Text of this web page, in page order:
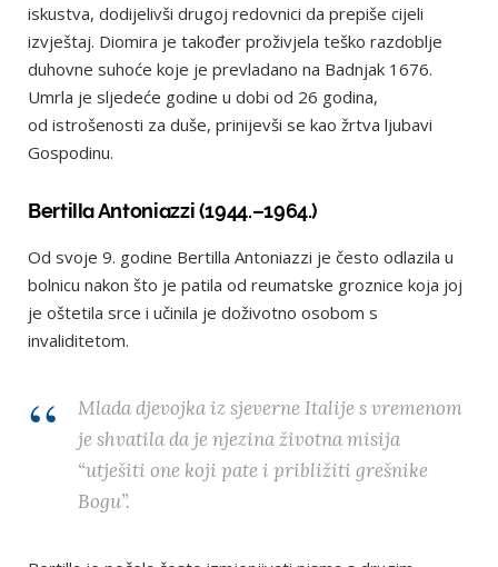
iskustva, dodijelivši drugoj redovnici da prepiše cijeli
izvještaj. Diomira je također proživjela teško razdoblje
duhovne suhoće koje je prevladano na Badnjak 1676.
Umrla je sljedeće godine u dobi od 26 godina,
od istrošenosti za duše, prinijevši se kao žrtva ljubavi
Gospodinu.
Bertilla Antoniazzi (1944.–1964.)
Od svoje 9. godine Bertilla Antoniazzi je često odlazila u
bolnicu nakon što je patila od reumatske groznice koja joj
je oštetila srce i učinila je doživotno osobom s
invaliditetom.
Mlada djevojka iz sjeverne Italije s vremenom
je shvatila da je njezina životna misija
“utješiti one koji pate i približiti grešnike
Bogu”.